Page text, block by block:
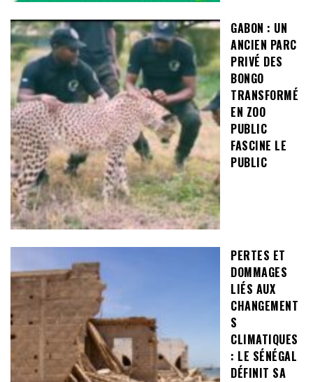
GABON : UN
ANCIEN PARC
PRIVÉ DES
BONGO
TRANSFORMÉ
EN ZOO
PUBLIC
FASCINE LE
PUBLIC
PERTES ET
DOMMAGES
LIÉS AUX
CHANGEMENT
S
CLIMATIQUES
: LE SÉNÉGAL
DÉFINIT SA